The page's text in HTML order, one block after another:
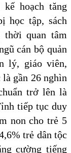
hoạch tăng
học tập, sách
thời quan tâm
cán bộ quản
lý, giáo viên,
là gần 26 nghìn
trở lên là
tiếp tục duy
non cho trẻ 5
trẻ dân tộc
cường tiếng